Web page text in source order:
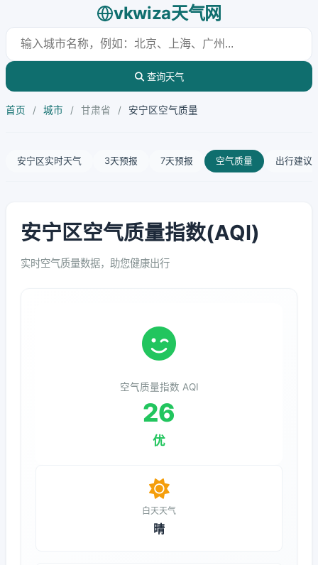
vkwiza天气网
查询天气
首页 / 城市 / 甘肃省 / 安宁区空气质量
安宁区实时天气 3天预报 7天预报 空气质量 出行建议
安宁区空气质量指数(AQI)
实时空气质量数据，助您健康出行
空气质量指数 AQI
26
优
白天天气
晴